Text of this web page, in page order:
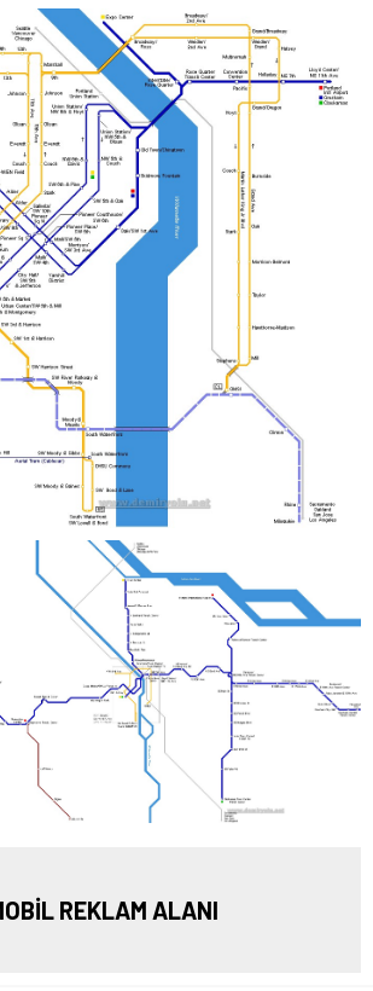
REKLAM ALANI